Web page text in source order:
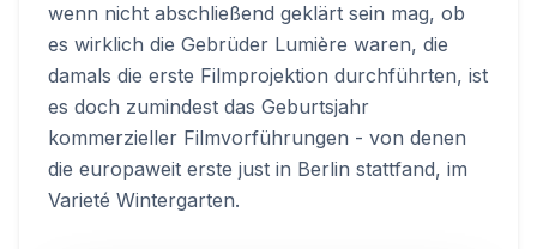
wenn nicht abschließend geklärt sein mag, ob
es wirklich die Gebrüder Lumière waren, die
damals die erste Filmprojektion durchführten, ist
es doch zumindest das Geburtsjahr
kommerzieller Filmvorführungen - von denen
die europaweit erste just in Berlin stattfand, im
Varieté Wintergarten.